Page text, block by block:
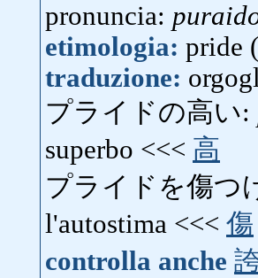
pronuncia:
etimologia: pride
traduzione:
プライドの高い:
superbo <<< 高
プライドを傷つ
l'autostima <<< 傷
controlla anche